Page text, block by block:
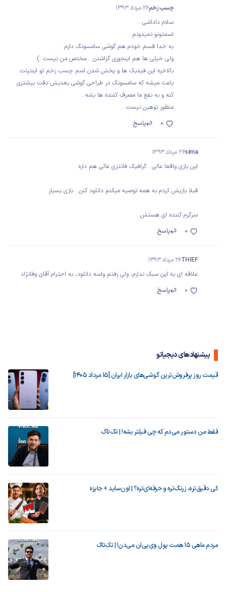
چسب زخم26 مرداد 1393
سلام داداشی .
اسمتونو نمیدونم .
به خدا قسم خودم هم گوشی سامسونگ دارم .
ولی خیلی ها هم اینجوری گزاشتن ...مختص من نیست :)
بالاخره این فیدبک ها و پخش شدن اسم چسب زخم تو اینترنت
باعث میشه که سامسونگ در طراحی گوشی بعدیش دقت بیشتری
کنه و به نفع ما مصرف کننده ها بشه .
منظور توهین نیست .
پاسخ
0
sima26 مرداد 1393
این بازی واقعا عالی . گرافیک فانتزی عالی هم داره .
قبلا بازیش کردم به همه توصیه میکنم دانلود کنن . بازی بسیار
سرگرم کننده ای هستش .
پاسخ
0
THIEF26 مرداد 1393
علاقه ای به این سبک ندارم، ولی رفتم واسه دانلود، به احترام آقای وفانژاد
پاسخ
0
پیشنهادهای دیجیاتو
قیمت روز پرفروش‌ترین گوشی‌های بازار ایران [15 مرداد 1405]
فقط من دستور می‌دم که چی فیلتر بشه! | تک‌تاک
کی دقیق‌تره، زرنگ‌تره و حرفه‌ای‌تره؟ | اون‌ساید + جایزه
مردم ماهی ۱۵ همت پول وی‌پی‌ان می‌دن! | تک‌تاک